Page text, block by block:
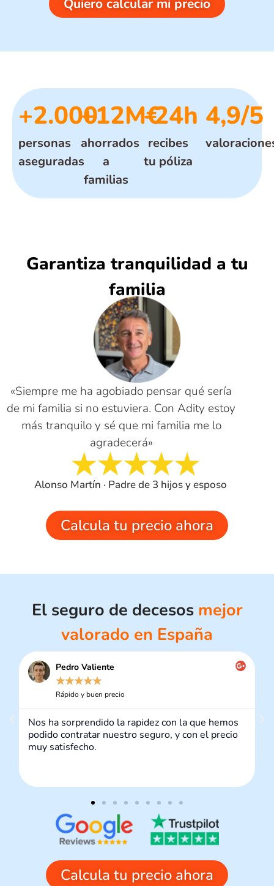
Quiero calcular mi precio
+2.000
personas
aseguradas
+12M€
ahorrados
a
familias
-24h
recibes
tu póliza
4,9/5
Garantiza tranquilidad a tu
familia
«Siempre me ha agobiado pensar qué sería
de mi familia si no estuviera. Con Adity estoy
más tranquilo y sé que mi familia me lo
agradecerá»
Alonso Martín · Padre de 3 hijos y esposo
Calcula tu precio ahora
El seguro de decesos mejor
valorado en España
Pedro Valiente
☆☆☆☆☆
Rápido y buen precio
Nos ha sorprendido la rapidez con la que hemos
podido contratar nuestro seguro, y con el precio
muy satisfecho.
Calcula tu precio ahora